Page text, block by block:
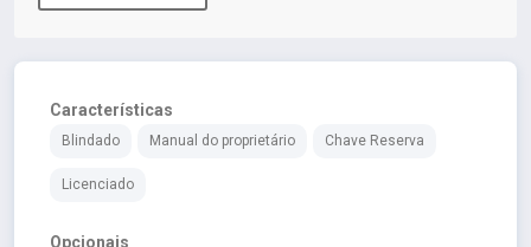
Características
Blindado Manual do proprietário Chave Reserva
Licenciado
Opcionais